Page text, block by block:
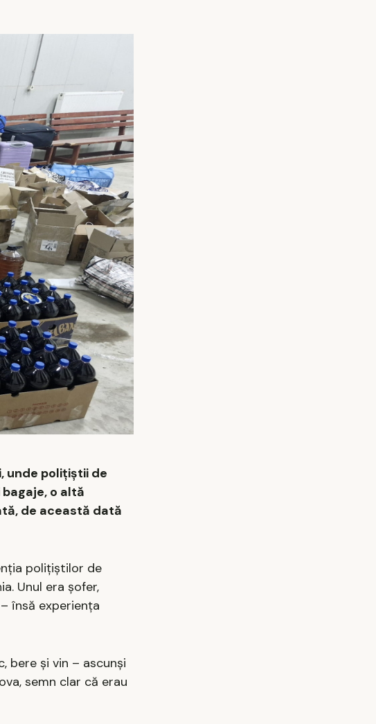
unde polițiștii de
o altă
de această dată
polițiștilor de
Unul era șofer,
însă experiența
bere și vin – ascunși
semn clar că erau